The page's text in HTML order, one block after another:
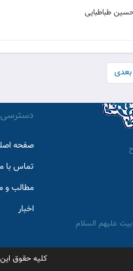
طباطبایی
بعدی
علیهم السلام
صفحه
تماس با
مطالب و
اخبار
کلیه حقوق